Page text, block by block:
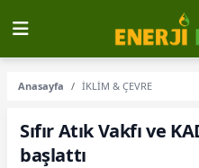
Anasayfa İKLİM & ÇEVRE
Sıfır Atık Vakfı ve
başlattı